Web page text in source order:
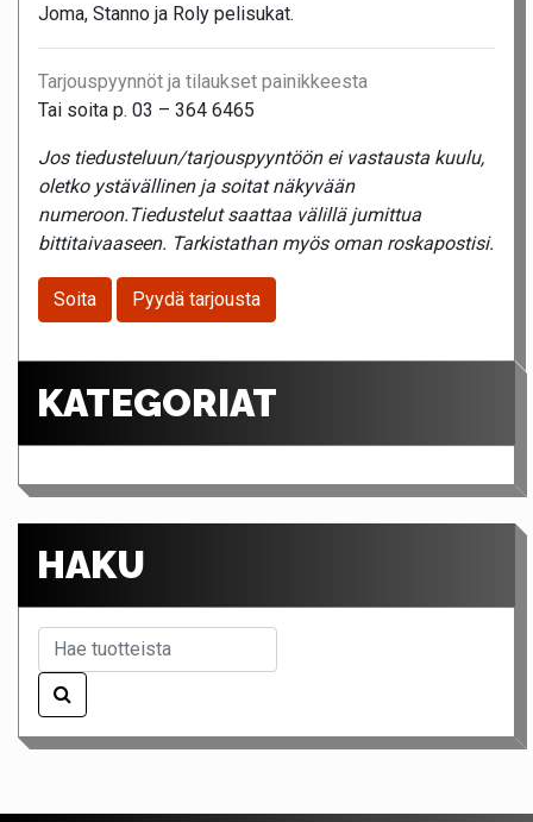
Joma, Stanno ja Roly pelisukat.
Tarjouspyynnöt ja tilaukset painikkeesta
Tai soita p. 03 – 364 6465
Jos tiedusteluun/tarjouspyyntöön ei vastausta kuulu,
oletko ystävällinen ja soitat näkyvään
numeroon.Tiedustelut saattaa välillä jumittua
bittitaivaaseen. Tarkistathan myös oman roskapostisi.
Soita Pyydä tarjousta
KATEGORIAT
HAKU